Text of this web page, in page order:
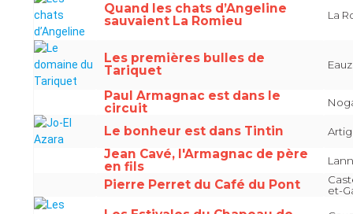
Quand les chats d’Angeline
sauvaient La Romieu
La
Les premières bulles de
Tariquet
Paul Armagnac est dans le
circuit
Le bonheur est dans Tintin
Jean Cavé, l'Armagnac de père
en fils
Pierre Perret du Café du Pont
et-